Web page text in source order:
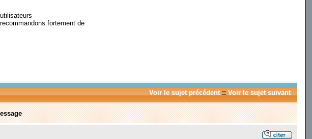
fortement de
Voir le sujet précédent:: Voir le sujet suivant